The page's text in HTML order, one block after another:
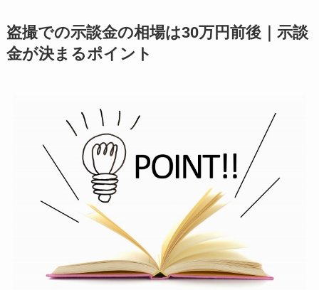
盗撮での示談金の相場は30万円前後｜示談
金が決まるポイント